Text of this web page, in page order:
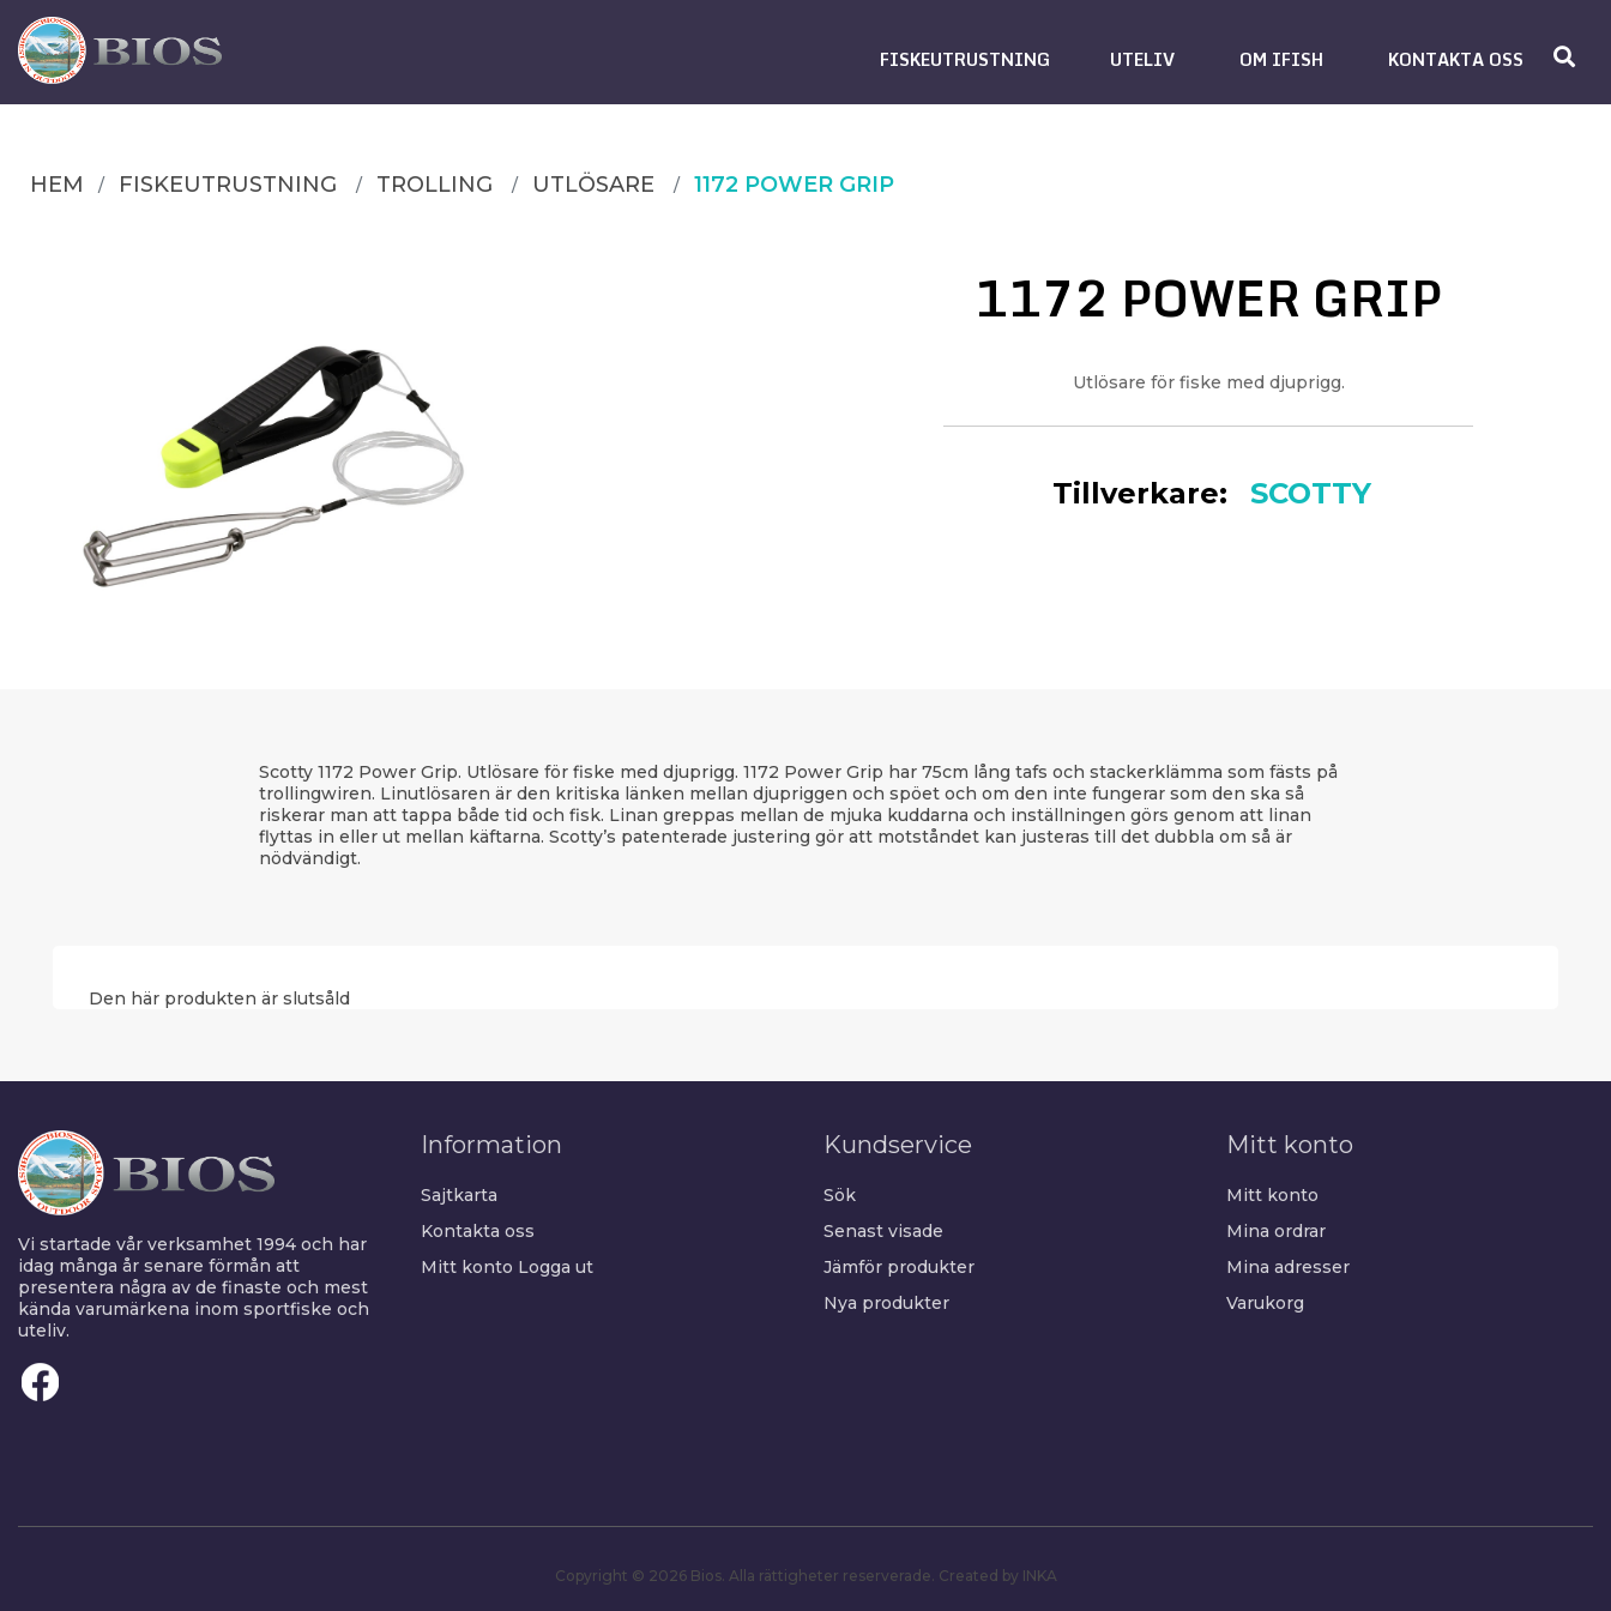
FISKEUTRUSTNING UTELIV OM IFISH KONTAKTA OSS
HEM FISKEUTRUSTNING TROLLING UTLÖSARE 1172 POWER GRIP
1172 POWER GRIP
Utlösare för fiske med djuprigg.
Tillverkare: SCOTTY
Scotty 1172 Power Grip. Utlösare för fiske med djuprigg. 1172 Power Grip har 75cm lång tafs och stackerklämma som fästs på
trollingwiren. Linutlösaren är den kritiska länken mellan djupriggen och spöet och om den inte fungerar som den ska så
riskerar man att tappa både tid och fisk. Linan greppas mellan de mjuka kuddarna och inställningen görs genom att linan
flyttas in eller ut mellan käftarna. Scotty’s patenterade justering gör att motståndet kan justeras till det dubbla om så är
nödvändigt.
Den här produkten är slutsåld
Vi startade vår verksamhet 1994 och har
idag många år senare förmån att
presentera några av de finaste och mest
kända varumärkena inom sportfiske och
uteliv.
Information
Sajtkarta
Kontakta oss
Mitt konto Logga ut
Kundservice
Sök
Senast visade
Jämför produkter
Nya produkter
Mitt konto
Mitt konto
Mina ordrar
Mina adresser
Varukorg
Copyright © 2026 Bios. Alla rättigheter reserverade. Created by INKA